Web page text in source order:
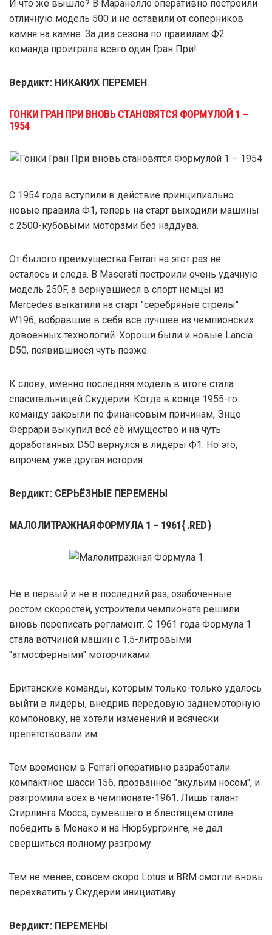
И что же вышло? В Маранелло оперативно построили
отличную модель 500 и не оставили от соперников
камня на камне. За два сезона по правилам Ф2
команда проиграла всего один Гран При!
Вердикт: НИКАКИХ ПЕРЕМЕН
ГОНКИ ГРАН ПРИ ВНОВЬ СТАНОВЯТСЯ ФОРМУЛОЙ 1 –
1954
С 1954 года вступили в действие принципиально
новые правила Ф1, теперь на старт выходили машины
с 2500-кубовыми моторами без наддува.
От былого преимущества Ferrari на этот раз не
осталось и следа. В Maserati построили очень удачную
модель 250F, а вернувшиеся в спорт немцы из
Mercedes выкатили на старт "серебряные стрелы"
W196, вобравшие в себя все лучшее из чемпионских
довоенных технологий. Хороши были и новые Lancia
D50, появившиеся чуть позже.
К слову, именно последняя модель в итоге стала
спасительницей Скудерии. Когда в конце 1955-го
команду закрыли по финансовым причинам, Энцо
Феррари выкупил всё её имущество и на чуть
доработанных D50 вернулся в лидеры Ф1. Но это,
впрочем, уже другая история.
Вердикт: СЕРЬЁЗНЫЕ ПЕРЕМЕНЫ
МАЛОЛИТРАЖНАЯ ФОРМУЛА 1 – 1961{ .RED }
Не в первый и не в последний раз, озабоченные
ростом скоростей, устроители чемпионата решили
вновь переписать регламент. С 1961 года Формула 1
стала вотчиной машин с 1,5-литровыми
"атмосферными" моторчиками.
Британские команды, которым только-только удалось
выйти в лидеры, внедрив передовую заднемоторную
компоновку, не хотели изменений и всячески
препятствовали им.
Тем временем в Ferrari оперативно разработали
компактное шасси 156, прозванное "акульим носом", и
разгромили всех в чемпионате-1961. Лишь талант
Стирлинга Мосса, сумевшего в блестящем стиле
победить в Монако и на Нюрбургринге, не дал
свершиться полному разгрому.
Тем не менее, совсем скоро Lotus и BRM смогли вновь
перехватить у Скудерии инициативу.
Вердикт: ПЕРЕМЕНЫ